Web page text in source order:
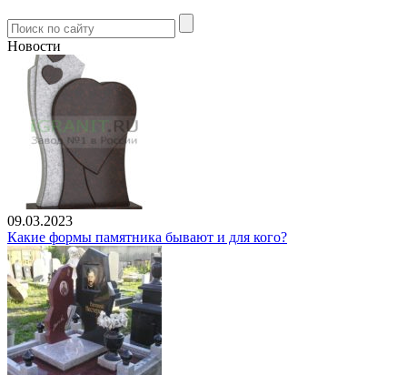
Новости
09.03.2023
Какие формы памятника бывают и для кого?